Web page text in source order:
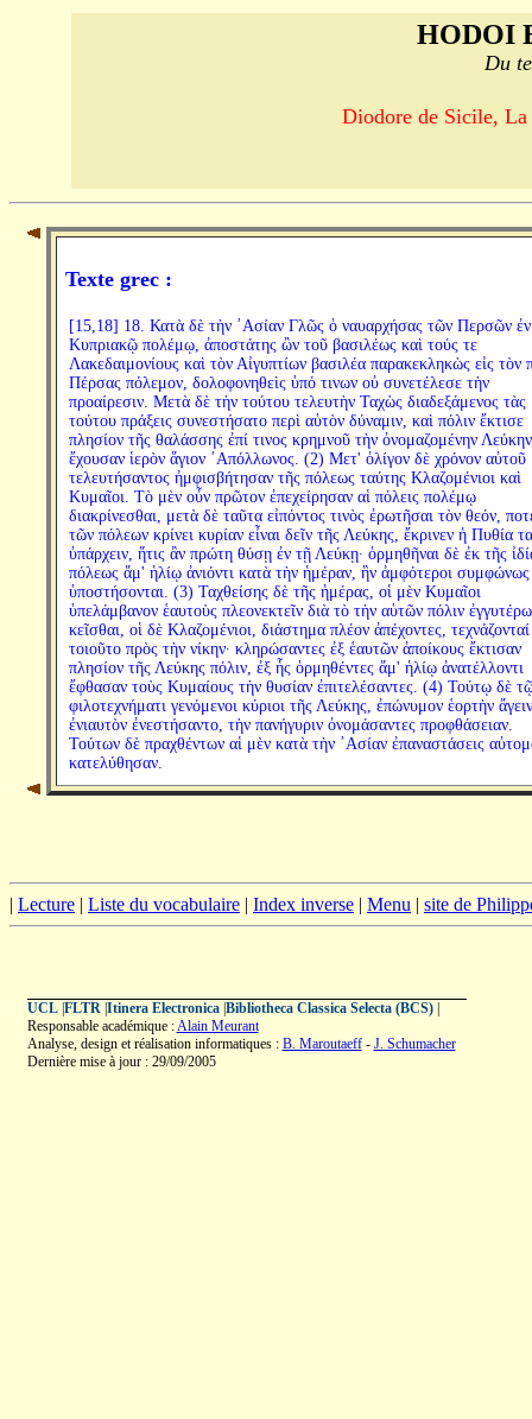
HODOI
Du
Diodore de Sicile,
Texte grec :
[15,18] 18. Κατὰ δὲ τὴν ᾿Ασίαν Γλῶς ὁ ναυαρχήσας τῶν Περσῶν
Κυπριακῷ πολέμῳ, ἀποστάτης ὢν τοῦ βασιλέως καὶ τούς τε
Λακεδαιμονίους καὶ τὸν Αἰγυπτίων βασιλέα παρακεκληκὼς εἰς τὸν
Πέρσας πόλεμον, δολοφονηθεὶς ὑπό τινων οὐ συνετέλεσε τὴν
προαίρεσιν. Μετὰ δὲ τὴν τούτου τελευτὴν Ταχὼς διαδεξάμενος τὰς
τούτου πράξεις συνεστήσατο περὶ αὑτὸν δύναμιν, καὶ πόλιν ἔκτισε
πλησίον τῆς θαλάσσης ἐπί τινος κρημνοῦ τὴν ὀνομαζομένην
ἔχουσαν ἱερὸν ἅγιον ᾿Απόλλωνος. (2) Μετ' ὀλίγον δὲ χρόνον αὐτοῦ
τελευτήσαντος ἠμφισβήτησαν τῆς πόλεως ταύτης Κλαζομένιοι καὶ
Κυμαῖοι. Τὸ μὲν οὖν πρῶτον ἐπεχείρησαν αἱ πόλεις πολέμῳ
διακρίνεσθαι, μετὰ δὲ ταῦτα εἰπόντος τινὸς ἐρωτῆσαι τὸν θεόν,
τῶν πόλεων κρίνει κυρίαν εἶναι δεῖν τῆς Λεύκης, ἔκρινεν ἡ Πυθία
ὑπάρχειν, ἥτις ἂν πρώτη θύσῃ ἐν τῇ Λεύκῃ· ὁρμηθῆναι δὲ ἐκ τῆς
πόλεως ἅμ' ἡλίῳ ἀνιόντι κατὰ τὴν ἡμέραν, ἣν ἀμφότεροι συμφώνως
ὑποστήσονται. (3) Ταχθείσης δὲ τῆς ἡμέρας, οἱ μὲν Κυμαῖοι
ὑπελάμβανον ἑαυτοὺς πλεονεκτεῖν διὰ τὸ τὴν αὑτῶν πόλιν ἐγγυτέρω
κεῖσθαι, οἱ δὲ Κλαζομένιοι, διάστημα πλέον ἀπέχοντες, τεχνάζονταί
τοιοῦτο πρὸς τὴν νίκην· κληρώσαντες ἐξ ἑαυτῶν ἀποίκους ἔκτισαν
πλησίον τῆς Λεύκης πόλιν, ἐξ ἧς ὁρμηθέντες ἅμ' ἡλίῳ ἀνατέλλοντι
ἔφθασαν τοὺς Κυμαίους τὴν θυσίαν ἐπιτελέσαντες. (4) Τούτῳ δὲ
φιλοτεχνήματι γενόμενοι κύριοι τῆς Λεύκης, ἐπώνυμον ἑορτὴν
ἐνιαυτὸν ἐνεστήσαντο, τὴν πανήγυριν ὀνομάσαντες προφθάσειαν.
Τούτων δὲ πραχθέντων αἱ μὲν κατὰ τὴν ᾿Ασίαν ἐπαναστάσεις
κατελύθησαν.
| Lecture | Liste du vocabulaire | Index inverse | Menu | site de
UCL| FLTR| Itinera Electronica| Bibliotheca Classica Selecta (BCS)|
Responsable académique :Alain Meurant
Analyse, design et réalisation informatiques : B. Maroutaeff- J. Schumacher
Dernière mise à jour : 29/09/2005